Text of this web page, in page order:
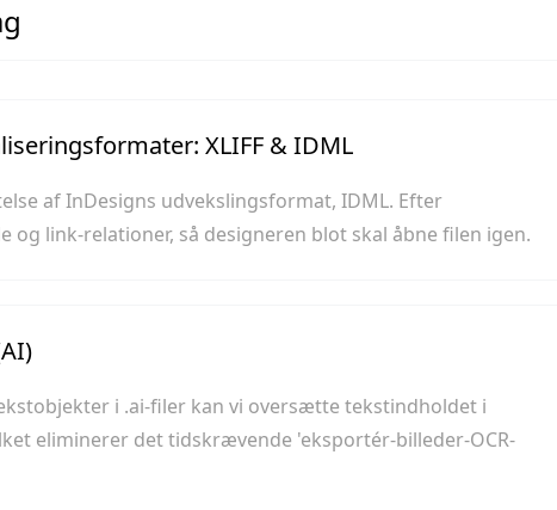
XLIFF & IDML
af InDesigns udvekslingsformat, IDML. Efter
link-relationer, så designeren blot skal åbne filen igen.
i .ai-filer kan vi oversætte tekstindholdet i
eliminerer det tidskrævende 'eksportér-billeder-OCR-